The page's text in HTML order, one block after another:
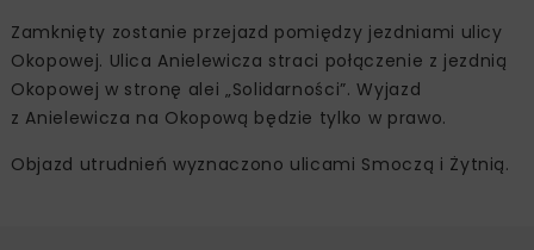
Zamknięty zostanie przejazd pomiędzy jezdniami ulicy
Okopowej. Ulica Anielewicza straci połączenie z jezdnią
Okopowej w stronę alei „Solidarności”. Wyjazd
z Anielewicza na Okopową będzie tylko w prawo.
Objazd utrudnień wyznaczono ulicami Smoczą i Żytnią.